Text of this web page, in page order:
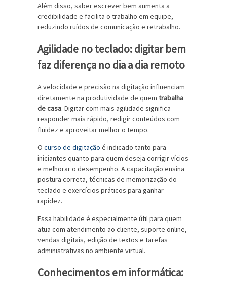
Além disso, saber escrever bem aumenta a
credibilidade e facilita o trabalho em equipe,
reduzindo ruídos de comunicação e retrabalho.
Agilidade no teclado: digitar bem
faz diferença no dia a dia remoto
A velocidade e precisão na digitação influenciam
diretamente na produtividade de quem trabalha
de casa. Digitar com mais agilidade significa
responder mais rápido, redigir conteúdos com
fluidez e aproveitar melhor o tempo.
O curso de digitação é indicado tanto para
iniciantes quanto para quem deseja corrigir vícios
e melhorar o desempenho. A capacitação ensina
postura correta, técnicas de memorização do
teclado e exercícios práticos para ganhar
rapidez.
Essa habilidade é especialmente útil para quem
atua com atendimento ao cliente, suporte online,
vendas digitais, edição de textos e tarefas
administrativas no ambiente virtual.
Conhecimentos em informática: